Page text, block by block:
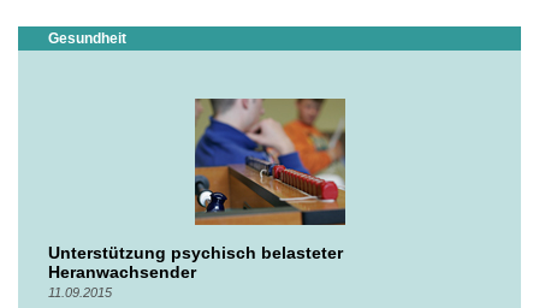
Gesundheit
Unterstützung psychisch belasteter
Heranwachsender
11.09.2015